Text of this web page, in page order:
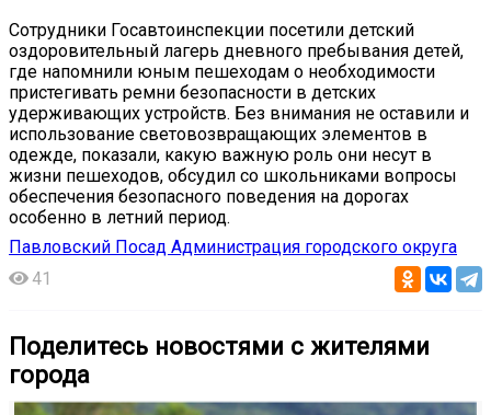
Сотрудники Госавтоинспекции посетили детский
оздоровительный лагерь дневного пребывания детей,
где напомнили юным пешеходам о необходимости
пристегивать ремни безопасности в детских
удерживающих устройств. Без внимания не оставили и
использование световозвращающих элементов в
одежде, показали, какую важную роль они несут в
жизни пешеходов, обсудил со школьниками вопросы
обеспечения безопасного поведения на дорогах
особенно в летний период.
Павловский Посад Администрация городского округа
41
Поделитесь новостями с жителями
города